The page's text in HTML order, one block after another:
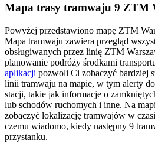
Mapa trasy tramwaju 9 ZTM
Powyżej przedstawiono mapę ZTM
Mapa tramwaju zawiera przegląd
obsługiwanych przez linię ZTM
planowanie podróży środkami
aplikacji pozwoli Ci zobaczyć bardziej
linii tramwaju na mapie, w tym alerty
stacji, takie jak informacje o
lub schodów ruchomych i inne. Na
zobaczyć lokalizację tramwajów w
czemu wiadomo, kiedy następny 9
przystanku.